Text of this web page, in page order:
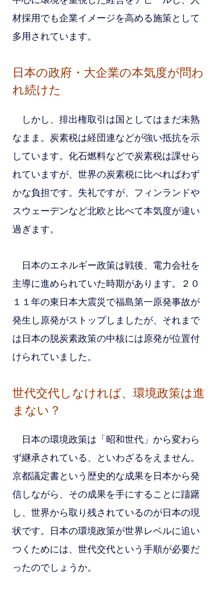
材採用でも企業イメージを高める施策として
多用されています。
日本の政府・大企業の本気度が問わ
れ続けた
しかし、排出権取引は国としてはまだ未熟
なまま。炭素税は経団連などが強い抵抗を示
しています。化石燃料などで炭素税は課せら
れていますが、世界の炭素税に比べればわず
かな負担です。失礼ですが、フィンランドや
スウェーデンなど北欧と比べて本気度が違い
過ぎます。
日本のエネルギー政策は戦後、電力会社を
主導に進められていた時期があります。２０
１１年の東日本大震災で福島第一原発事故が
発生し原発がストップしましたが、それまで
は日本の脱炭素政策の中核には原発が位置付
けられていました。
世代交代しなければ、環境政策は進
まない？
日本の環境政策は「昭和世代」から変わら
ず継承されている、といわざるをえません。
京都議定書という歴史的な成果を日本から発
信しながら、その成果を手にすることに躊躇
し、世界から取り残されているのが日本の現
状です。日本の環境政策が世界レベルに追い
つくためには、世代交代という手順が必要だ
ったのでしょうか。